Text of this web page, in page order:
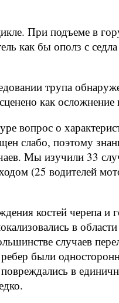
При подъеме в
как бы ополз с
трупа
как осложнение
вопрос о
слабо, поэтому
Мы изучили 33
(25 водителей
костей черепа и
в
случаев
были
в